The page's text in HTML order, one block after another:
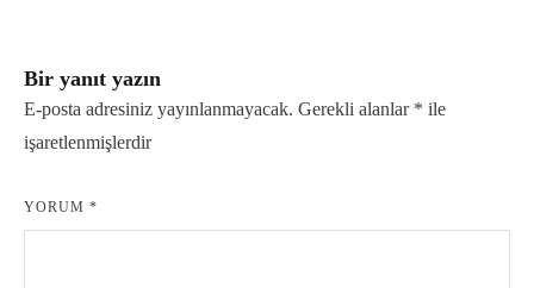
Bir yanıt yazın
E-posta adresiniz yayınlanmayacak. Gerekli alanlar * ile
işaretlenmişlerdir
YORUM *